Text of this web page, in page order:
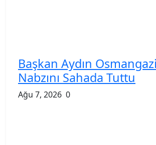
Başkan Aydın
Nabzını Sahada Tuttu
Ağu 7, 2026 0